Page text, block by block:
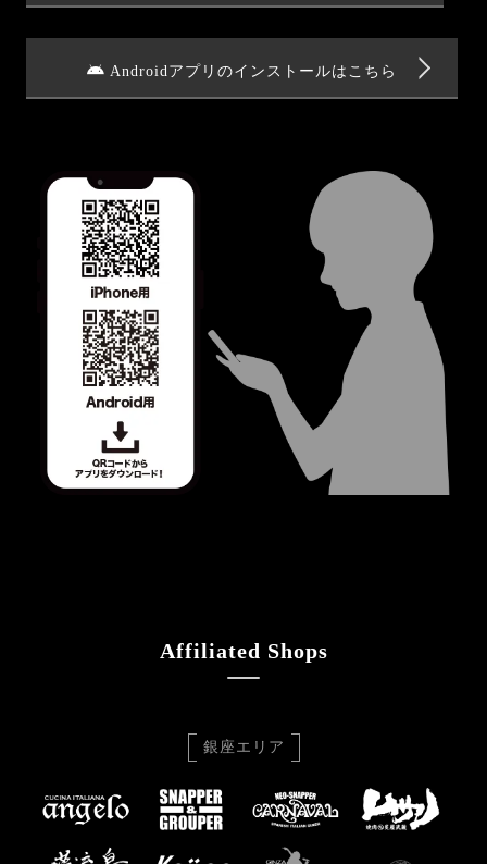
Androidアプリのインストールはこちら
Affiliated Shops
銀座エリア